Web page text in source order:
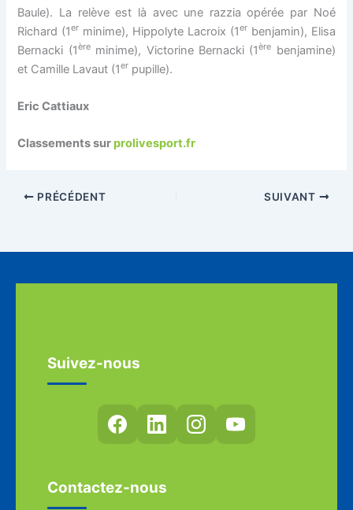
Baule). La relève est là avec une razzia opérée par Noé
Richard (1er minime), Hippolyte Lacroix (1erbenjamin), Elisa
Bernacki (1èreminime), Victorine Bernacki (1ère benjamine)
et Camille Lavaut (1er pupille).
Eric Cattiaux
Classements surprolivesport.fr
PRÉCÉDENT SUIVANT
Suivez-nous
Contactez-nous